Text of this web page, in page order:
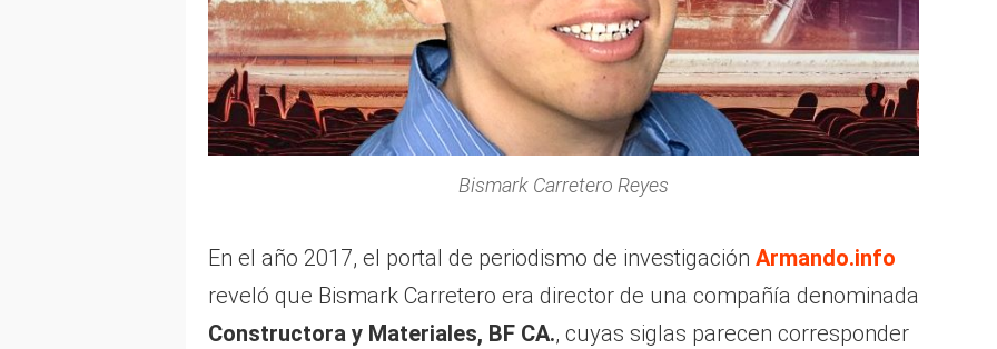
Bismark Carretero Reyes
En el año 2017, el portal de periodismo de investigación Armando.info
reveló que Bismark Carretero era director de una compañía denominada
Constructora y Materiales, BF CA., cuyas siglas parecen corresponder